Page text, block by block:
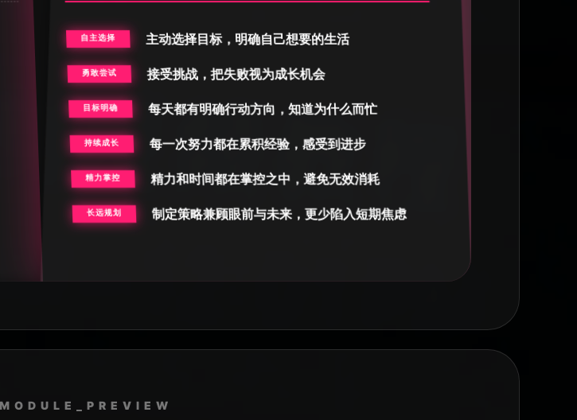
具！”
“模版的设计体现了设计者的清晰逻辑思维和生活条理化安排
习惯。推荐给每一个想梳理人生重构起航的你。”
KEVIN.HO
“我真实使用过，模版内容构建完善，是真的可以把自己所有
事情代入进去，变成游戏，来玩好自己这一生，每日任务，阶
自主选择 主动选择目标，明确自己想要的生活
勇敢尝试 接受挑战，把失败视为成长机会
目标明确 每天都有明确行动方向，知道为什么而忙
持续成长 每一次努力都在累积经验，感受到进步
精力掌控 精力和时间都在掌控之中，避免无效消耗
长远规划 制定策略兼顾眼前与未来，更少陷入短期焦虑